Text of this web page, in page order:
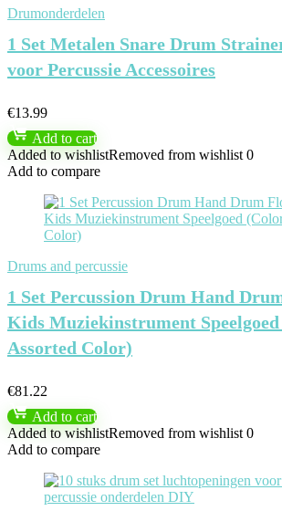
Drumonderdelen
1 Set Metalen Snare Drum
voor Percussie Accessoires
€13.99
Add to cart
Added to wishlistRemoved from wishlist 0
Add to compare
Drums and percussie
1 Set Percussion Drum Hand
Kids Muziekinstrument
Assorted Color)
€81.22
Add to cart
Added to wishlistRemoved from wishlist 0
Add to compare